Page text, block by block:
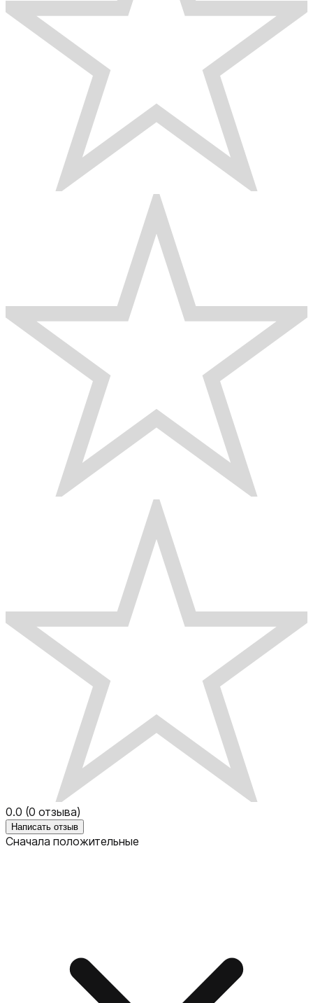
0.0 (0 отзыва)
Написать отзыв
Сначала положительные